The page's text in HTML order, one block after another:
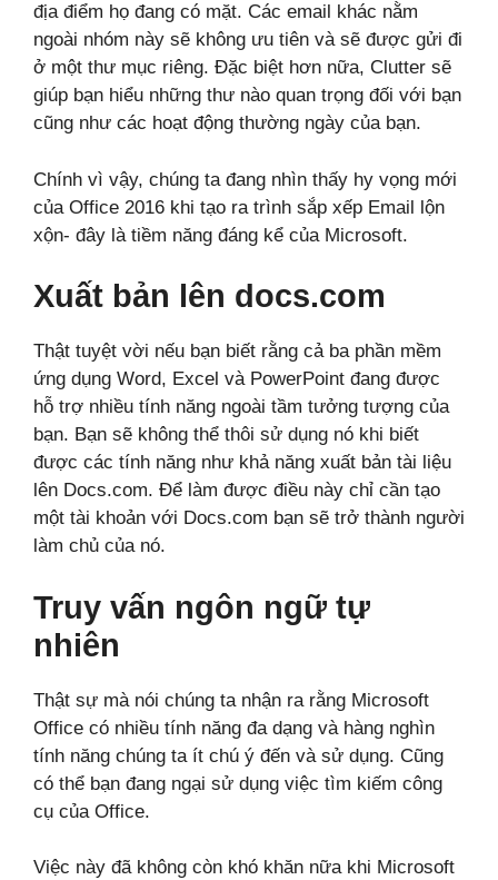
địa điểm họ đang có mặt. Các email khác nằm
ngoài nhóm này sẽ không ưu tiên và sẽ được gửi đi
ở một thư mục riêng. Đặc biệt hơn nữa, Clutter sẽ
giúp bạn hiểu những thư nào quan trọng đối với bạn
cũng như các hoạt động thường ngày của bạn.
Chính vì vậy, chúng ta đang nhìn thấy hy vọng mới
của Office 2016 khi tạo ra trình sắp xếp Email lộn
xộn- đây là tiềm năng đáng kể của Microsoft.
Xuất bản lên docs.com
Thật tuyệt vời nếu bạn biết rằng cả ba phần mềm
ứng dụng Word, Excel và PowerPoint đang được
hỗ trợ nhiều tính năng ngoài tầm tưởng tượng của
bạn. Bạn sẽ không thể thôi sử dụng nó khi biết
được các tính năng như khả năng xuất bản tài liệu
lên Docs.com. Để làm được điều này chỉ cần tạo
một tài khoản với Docs.com bạn sẽ trở thành người
làm chủ của nó.
Truy vấn ngôn ngữ tự
nhiên
Thật sự mà nói chúng ta nhận ra rằng Microsoft
Office có nhiều tính năng đa dạng và hàng nghìn
tính năng chúng ta ít chú ý đến và sử dụng. Cũng
có thể bạn đang ngại sử dụng việc tìm kiếm công
cụ của Office.
Việc này đã không còn khó khăn nữa khi Microsoft